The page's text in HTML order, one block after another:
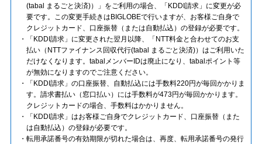
(tabal まるごと決済)）」をご利用の場合、「KDDI請求」に変更が必
要です。この変更手続きはBIGLOBEで行いますが、お客様ご自身で
クレジットカード、口座振替（または自動払込）の登録が必要です。
「KDDI請求」に変更された翌月以降、「NTT料金と合わせてのお支
払い（NTTファイナンス回収代行(tabal まるごと決済)）はご利用いた
だけなくなります。tabalメンバーIDは廃止になり、tabalポイント等
が無効になりますのでご注意ください。
「KDDI請求」の口座振替、自動払込には手数料220円が毎回かかりま
す。請求書払い（窓口払い）には手数料が473円が毎回かかります。
クレジットカードの場合、手数料はかかりません。
「KDDI請求」はお客様ご自身でクレジットカード、口座振替（また
は自動払込）の登録が必要です。
転用承諾番号の有効期限が切れた場合は、再度、転用承諾番号の発行